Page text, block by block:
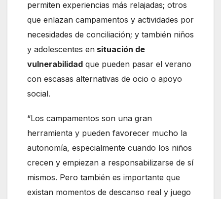
permiten experiencias más relajadas; otros
que enlazan campamentos y actividades por
necesidades de conciliación; y también niños
y adolescentes en situación de
vulnerabilidad que pueden pasar el verano
con escasas alternativas de ocio o apoyo
social.
“Los campamentos son una gran
herramienta y pueden favorecer mucho la
autonomía, especialmente cuando los niños
crecen y empiezan a responsabilizarse de sí
mismos. Pero también es importante que
existan momentos de descanso real y juego